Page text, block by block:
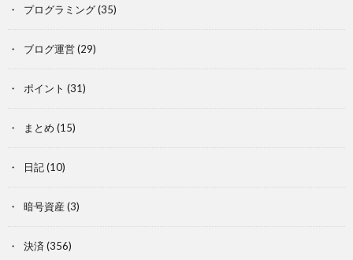
プログラミング(35)
ブログ運営(29)
ポイント (31)
まとめ (15)
日記(10)
暗号資産 (3)
決済 (356)